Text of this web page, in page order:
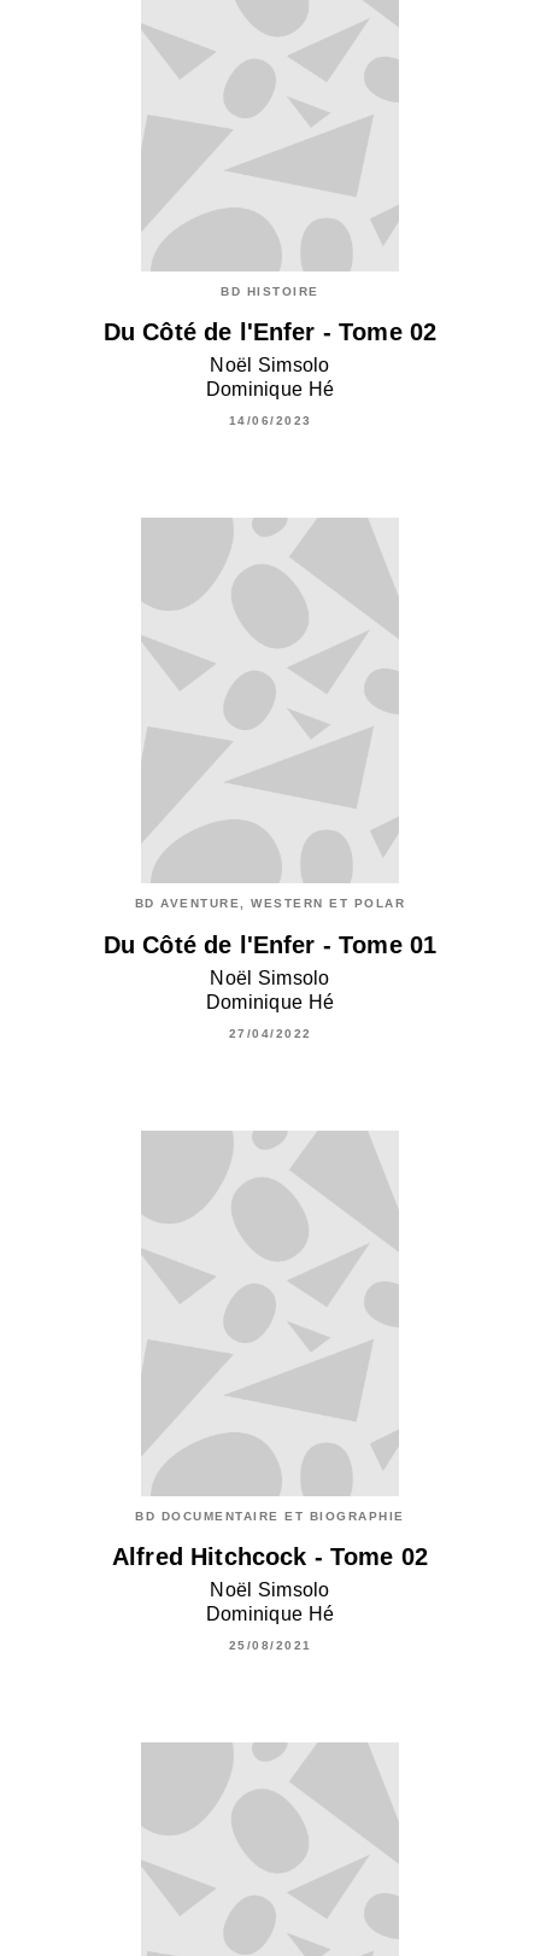
BD HISTOIRE
Du Côté de l'Enfer - Tome 02
Noël Simsolo
Dominique Hé
14/06/2023
BD AVENTURE, WESTERN ET POLAR
Du Côté de l'Enfer - Tome 01
Noël Simsolo
Dominique Hé
27/04/2022
BD DOCUMENTAIRE ET BIOGRAPHIE
Alfred Hitchcock - Tome 02
Noël Simsolo
Dominique Hé
25/08/2021